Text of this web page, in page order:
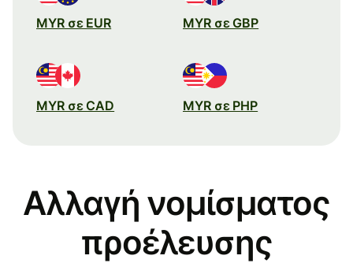
MYR σε EUR MYR σε GBP
MYR σε CAD MYR σε PHP
Αλλαγή νομίσματος
προέλευσης